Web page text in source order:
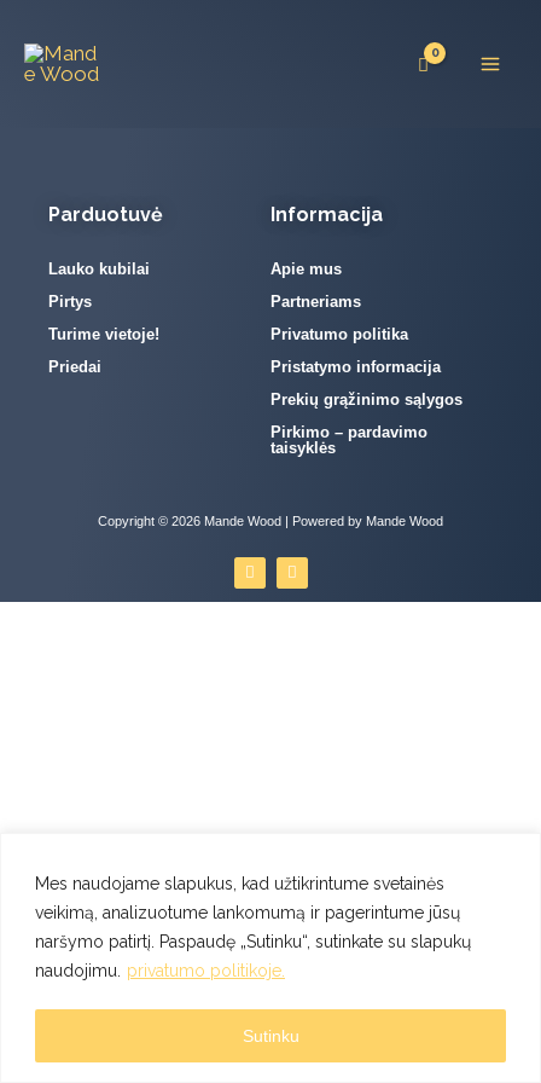
Mes naudojame slapukus, kad užtikrintume svetainės
veikimą, analizuotume lankomumą ir pagerintume jūsų
naršymo patirtį. Paspaudę „Sutinku“, sutinkate su slapukų
naudojimu.
privatumo politikoje.
Sutinku
prie
turinio
Parduotuvė
Lauko kubilai
Pirtys
Turime vietoje!
Priedai
Informacija
Apie mus
Partneriams
Privatumo politika
Pristatymo informacija
Prekių grąžinimo sąlygos
Pirkimo – pardavimo
taisyklės
Copyright © 2026 Mande Wood | Powered by Mande Wood
F
a
c
I
n
s